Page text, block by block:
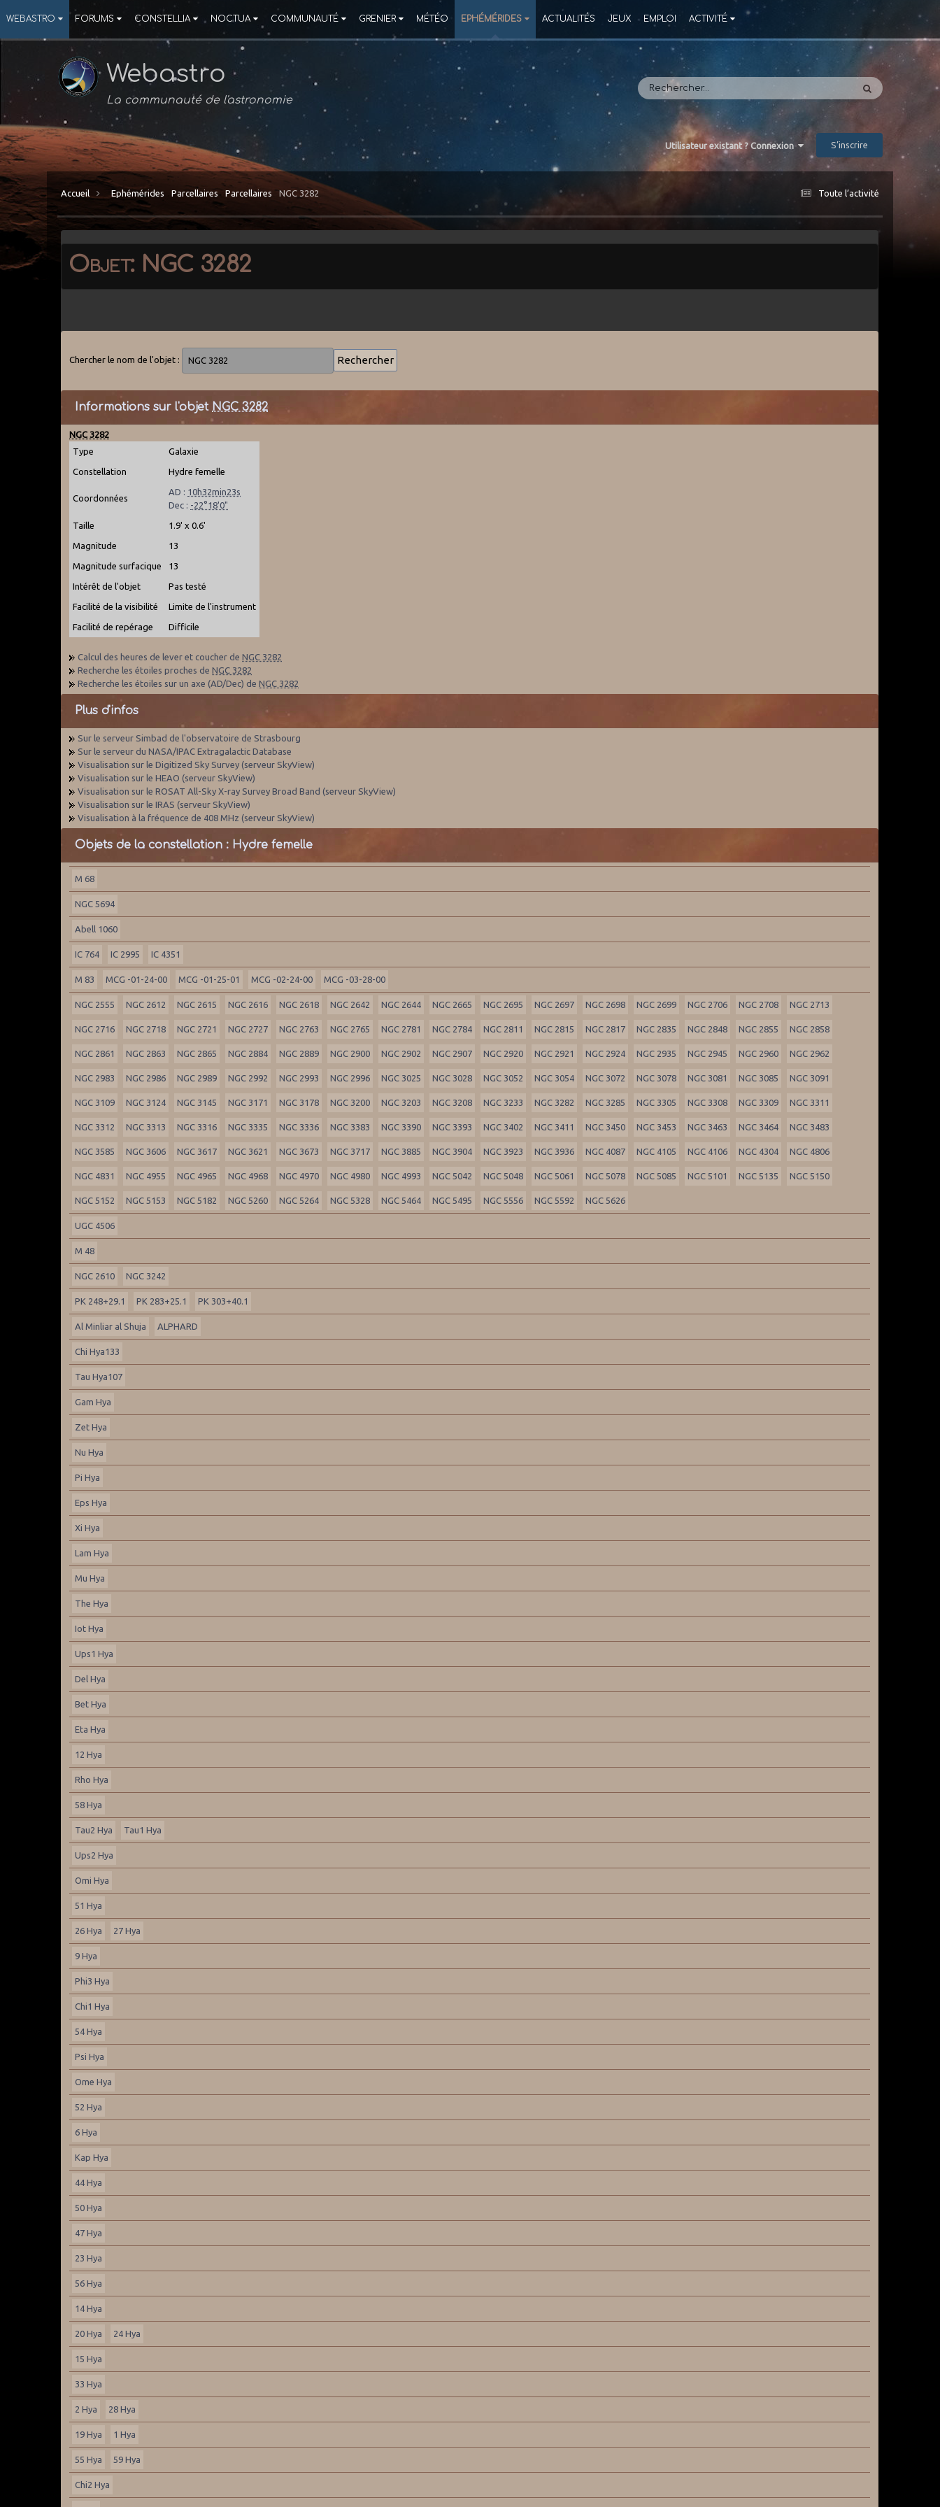
WEBASTRO FORUMS CONSTELLIA NOCTUA COMMUNAUTÉ GRENIER MÉTÉO EPHÉMÉRIDES ACTUALITÉS JEUX EMPLOI ACTIVITÉ
Webastro
La communauté de l'astronomie
Utilisateur existant ? Connexion S’inscrire
Toute l’activité
Accueil Ephémérides Parcellaires Parcellaires NGC 3282
Objet: NGC 3282
Chercher le nom de l'objet :
Informations sur l'objet NGC 3282
NGC 3282
Type
Galaxie
Constellation Hydre femelle
Coordonnées
AD : 10h32min23s
Dec : -22°18'0"
Taille 1.9' x 0.6'
Magnitude 13
Magnitude surfacique 13
Intérêt de l'objet Pas testé
Facilité de la visibilité Limite de l'instrument
Facilité de repérage Difficile
Calcul des heures de lever et coucher deNGC 3282
Recherche les étoiles proches deNGC 3282
Recherche les étoiles sur un axe (AD/Dec) deNGC 3282
Plus d'infos
Sur le serveur Simbad de l'observatoire de Strasbourg
Sur le serveur du NASA/IPAC Extragalactic Database
Visualisation sur le Digitized Sky Survey (serveur SkyView)
Visualisation sur le HEAO (serveur SkyView)
Visualisation sur le ROSAT All-Sky X-ray Survey Broad Band (serveur SkyView)
Visualisation sur le IRAS (serveur SkyView)
Visualisation à la fréquence de 408 MHz (serveur SkyView)
Objets de la constellation : Hydre femelle
M 68
NGC 5694
Abell 1060
IC 764 IC 2995 IC 4351
M 83 MCG -01-24-00 MCG -01-25-01 MCG -02-24-00 MCG -03-28-00
NGC 2555 NGC 2612 NGC 2615 NGC 2616 NGC 2618 NGC 2642 NGC 2644 NGC 2665 NGC 2695 NGC 2697 NGC 2698 NGC 2699 NGC 2706 NGC 2708 NGC 2713
NGC 2716 NGC 2718 NGC 2721 NGC 2727 NGC 2763 NGC 2765 NGC 2781 NGC 2784 NGC 2811 NGC 2815 NGC 2817 NGC 2835 NGC 2848 NGC 2855 NGC 2858
NGC 2861 NGC 2863 NGC 2865 NGC 2884 NGC 2889 NGC 2900 NGC 2902 NGC 2907 NGC 2920 NGC 2921 NGC 2924 NGC 2935 NGC 2945 NGC 2960 NGC 2962
NGC 2983 NGC 2986 NGC 2989 NGC 2992 NGC 2993 NGC 2996 NGC 3025 NGC 3028 NGC 3052 NGC 3054 NGC 3072 NGC 3078 NGC 3081 NGC 3085 NGC 3091
NGC 3109 NGC 3124 NGC 3145 NGC 3171 NGC 3178 NGC 3200 NGC 3203 NGC 3208 NGC 3233 NGC 3282 NGC 3285 NGC 3305 NGC 3308 NGC 3309 NGC 3311
NGC 3312 NGC 3313 NGC 3316 NGC 3335 NGC 3336 NGC 3383 NGC 3390 NGC 3393 NGC 3402 NGC 3411 NGC 3450 NGC 3453 NGC 3463 NGC 3464 NGC 3483
NGC 3585 NGC 3606 NGC 3617 NGC 3621 NGC 3673 NGC 3717 NGC 3885 NGC 3904 NGC 3923 NGC 3936 NGC 4087 NGC 4105 NGC 4106 NGC 4304 NGC 4806
NGC 4831 NGC 4955 NGC 4965 NGC 4968 NGC 4970 NGC 4980 NGC 4993 NGC 5042 NGC 5048 NGC 5061 NGC 5078 NGC 5085 NGC 5101 NGC 5135 NGC 5150
NGC 5152 NGC 5153 NGC 5182 NGC 5260 NGC 5264 NGC 5328 NGC 5464 NGC 5495 NGC 5556 NGC 5592 NGC 5626
UGC 4506
M 48
NGC 2610 NGC 3242
PK 248+29.1 PK 283+25.1 PK 303+40.1
Al Minliar al Shuja ALPHARD
Chi Hya133
Tau Hya107
Gam Hya
Zet Hya
Nu Hya
Pi Hya
Eps Hya
Xi Hya
Lam Hya
Mu Hya
The Hya
Iot Hya
Ups1 Hya
Del Hya
Bet Hya
Eta Hya
12 Hya
Rho Hya
58 Hya
Tau2 Hya Tau1 Hya
Ups2 Hya
Omi Hya
51 Hya
26 Hya 27 Hya
9 Hya
Phi3 Hya
Chi1 Hya
54 Hya
Psi Hya
Ome Hya
52 Hya
6 Hya
Kap Hya
44 Hya
50 Hya
47 Hya
23 Hya
56 Hya
14 Hya
20 Hya 24 Hya
15 Hya
33 Hya
2 Hya 28 Hya
19 Hya 1 Hya
55 Hya 59 Hya
Chi2 Hya